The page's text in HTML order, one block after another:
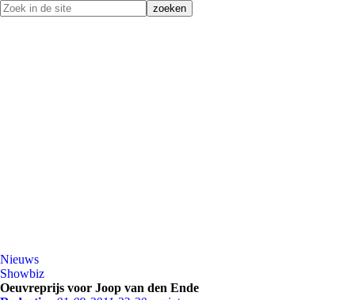
Nieuws
Showbiz
Oeuvreprijs voor Joop van den Ende